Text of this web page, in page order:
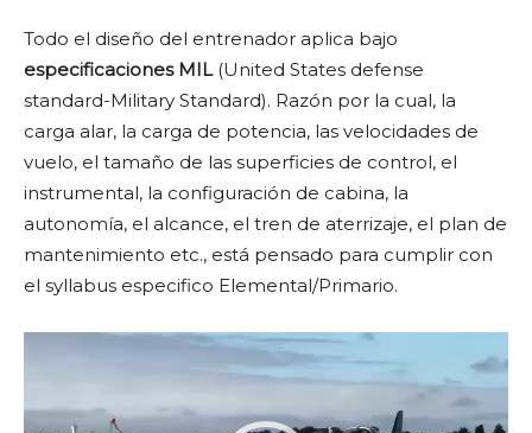
Todo el diseño del entrenador aplica bajo
especificaciones MIL(United States defense
standard-Military Standard). Razón por la cual, la
carga alar, la carga de potencia, las velocidades de
vuelo, el tamaño de las superficies de control, el
instrumental, la configuración de cabina, la
autonomía, el alcance, el tren de aterrizaje, el plan de
mantenimiento etc., está pensado para cumplir con
el syllabus especifico Elemental/Primario.
vídeo